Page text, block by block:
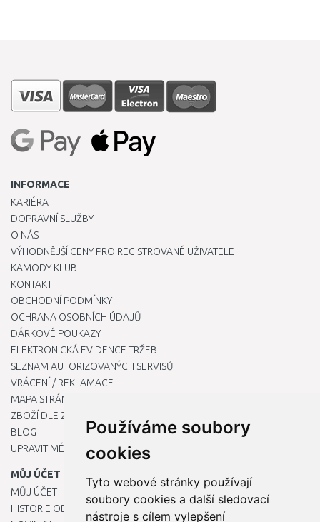
Používáme soubory
cookies
Tyto webové stránky používají
soubory cookies a další sledovací
nástroje s cílem vylepšení
INFORMACE
KARIÉRA
DOPRAVNÍ SLUŽBY
O NÁS
VÝHODNĚJŠÍ CENY PRO REGISTROVANÉ UŽIVATELE
KAMODY KLUB
KONTAKT
OBCHODNÍ PODMÍNKY
OCHRANA OSOBNÍCH ÚDAJŮ
DÁRKOVÉ POUKAZY
ELEKTRONICKÁ EVIDENCE TRŽEB
SEZNAM AUTORIZOVANÝCH SERVISŮ
VRÁCENÍ / REKLAMACE
MAPA STRÁNKY
ZBOŽÍ DLE ZNAČEK
BLOG
UPRAVIT MÉ PŘEDVOLBY COOKIES
MŮJ ÚČET
MŮJ ÚČET
HISTORIE OBJEDNÁVEK